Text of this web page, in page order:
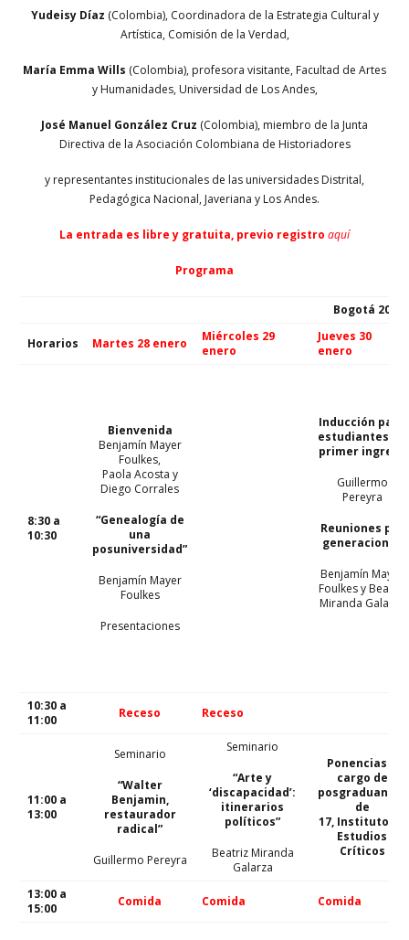
Yudeisy Díaz (Colombia), Coordinadora de la Estrategia Cultural y
Artística, Comisión de la Verdad,
María Emma Wills (Colombia), profesora visitante, Facultad de Artes
y Humanidades, Universidad de Los Andes,
José Manuel González Cruz (Colombia), miembro de la Junta
Directiva de la Asociación Colombiana de Historiadores
y representantes institucionales de las universidades Distrital,
Pedagógica Nacional, Javeriana y Los Andes.
La entrada es libre y gratuita, previo registro aquí
Programa
Bogotá 2020
Horarios Martes 28 enero
Miércoles 29
enero
Jueves 30
enero
8:30 a
10:30
Bienvenida
Benjamín Mayer
Foulkes,
Paola Acosta y
Diego Corrales
“Genealogía de
una
posuniversidad”
Benjamín Mayer
Foulkes
Presentaciones
Inducción para
estudiantes de
primer ingreso
Guillermo
Pereyra
Reuniones por
generaciones
Benjamín Mayer
Foulkesy Beatriz
Miranda Galarza
10:30 a
11:00
Receso Receso
11:00 a
13:00
Seminario
“Walter
Benjamin,
restaurador
radical”
Guillermo Pereyra
Seminario
“Arte y
‘discapacidad’:
itinerarios
políticos”
Beatriz Miranda
Galarza
Ponencias a
cargo de
posgraduantes
de
17, Instituto de
Estudios
Críticos
13:00 a
15:00
Comida Comida Comida